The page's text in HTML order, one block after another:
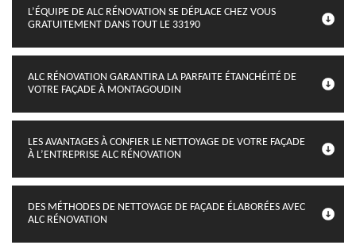
L’ÉQUIPE DE ALC RÉNOVATION SE DÉPLACE CHEZ VOUS
GRATUITEMENT DANS TOUT LE 33190
ALC RÉNOVATION GARANTIRA LA PARFAITE ÉTANCHÉITÉ DE
VOTRE FAÇADE À MONTAGOUDIN
LES AVANTAGES À CONFIER LE NETTOYAGE DE VOTRE FAÇADE
À L’ENTREPRISE ALC RÉNOVATION
DES MÉTHODES DE NETTOYAGE DE FAÇADE ÉLABORÉES AVEC
ALC RÉNOVATION